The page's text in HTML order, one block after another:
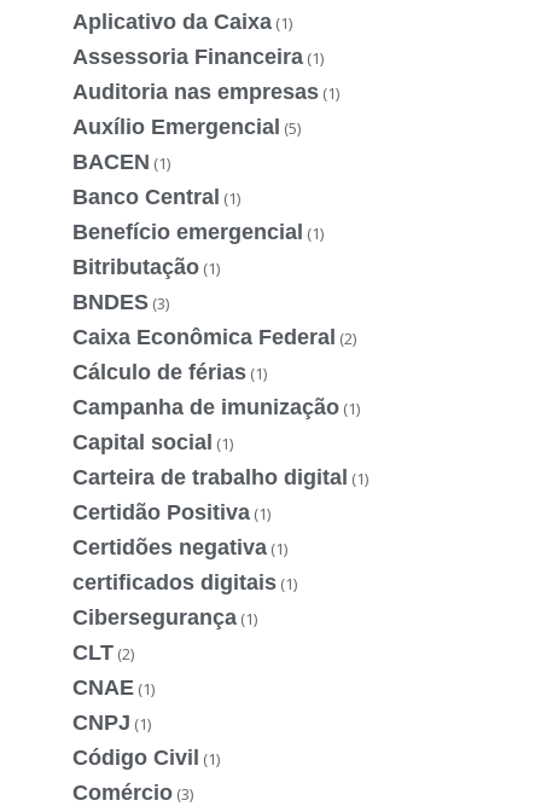
Aplicativo da Caixa (1)
Assessoria Financeira (1)
Auditoria nas empresas (1)
Auxílio Emergencial (5)
BACEN (1)
Banco Central (1)
Benefício emergencial (1)
Bitributação (1)
BNDES (3)
Caixa Econômica Federal (2)
Cálculo de férias (1)
Campanha de imunização (1)
Capital social (1)
Carteira de trabalho digital (1)
Certidão Positiva (1)
Certidões negativa (1)
certificados digitais (1)
Cibersegurança (1)
CLT (2)
CNAE (1)
CNPJ (1)
Código Civil (1)
Comércio (3)